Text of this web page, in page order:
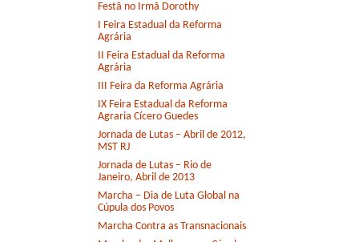
Festã no Irmã Dorothy
I Feira Estadual da Reforma
Agrária
II Feira Estadual da Reforma
Agrária
III Feira da Reforma Agrária
IX Feira Estadual da Reforma
Agraria Cícero Guedes
Jornada de Lutas – Abril de 2012,
MST RJ
Jornada de Lutas – Rio de
Janeiro, Abril de 2013
Marcha – Dia de Luta Global na
Cúpula dos Povos
Marcha Contra as Transnacionais